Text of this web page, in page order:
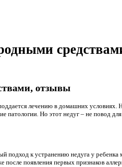
отзывы
лечению в домашних условиях.
Но этот недуг – не повод для
подход к устранению недуга у
появления первых признаков